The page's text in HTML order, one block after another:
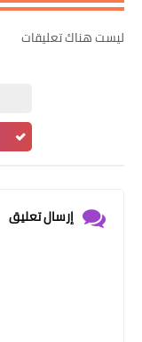
ليست هناك تعليقات
إرسال تعليق